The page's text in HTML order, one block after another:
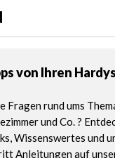
von Ihren
Fragen rund ums
und Co. ?
Wissenswertes und
Anleitungen auf